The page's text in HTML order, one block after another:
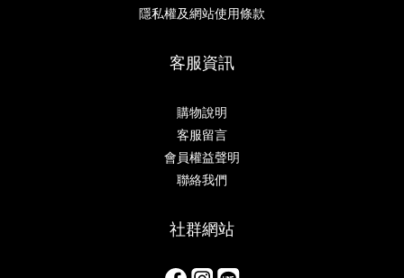
隱私權及網站使用條款
客服資訊
購物說明
客服留言
會員權益聲明
聯絡我們
社群網站